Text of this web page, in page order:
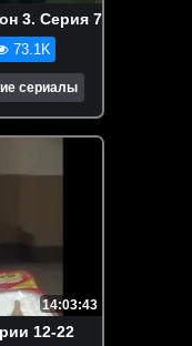
3. Серия 7
73.1K
сериалы
14:03:43
12-22